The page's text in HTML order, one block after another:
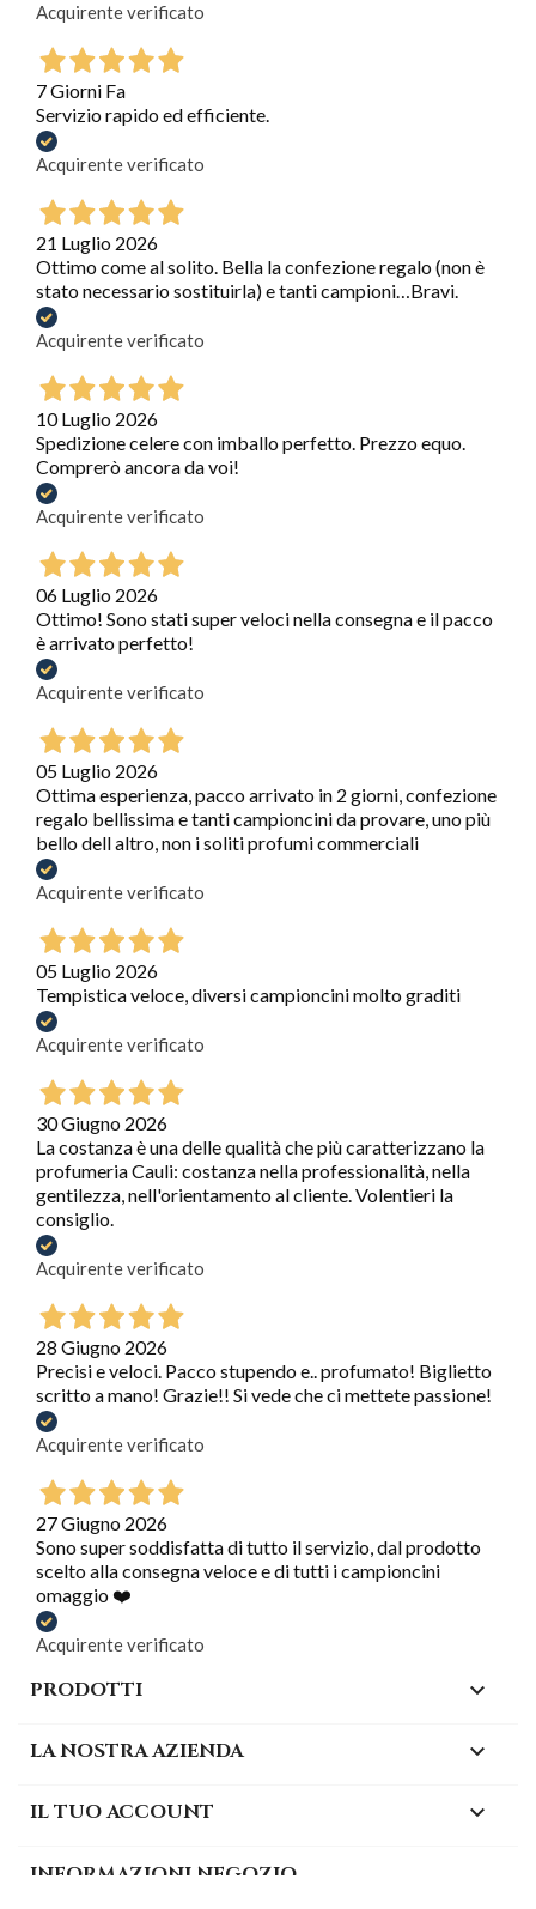
Acquirente verificato
7 Giorni Fa
Servizio rapido ed efficiente.
Acquirente verificato
21 Luglio 2026
Ottimo come al solito. Bella la confezione regalo (non è
stato necessario sostituirla) e tanti campioni…Bravi.
Acquirente verificato
10 Luglio 2026
Spedizione celere con imballo perfetto. Prezzo equo.
Comprerò ancora da voi!
Acquirente verificato
06 Luglio 2026
Ottimo! Sono stati super veloci nella consegna e il pacco
è arrivato perfetto!
Acquirente verificato
05 Luglio 2026
Ottima esperienza, pacco arrivato in 2 giorni, confezione
regalo bellissima e tanti campioncini da provare, uno più
bello dell altro, non i soliti profumi commerciali
Acquirente verificato
05 Luglio 2026
Tempistica veloce, diversi campioncini molto graditi
Acquirente verificato
30 Giugno 2026
La costanza è una delle qualità che più caratterizzano la
profumeria Cauli: costanza nella professionalità, nella
gentilezza, nell'orientamento al cliente. Volentieri la
consiglio.
Acquirente verificato
28 Giugno 2026
Precisi e veloci. Pacco stupendo e.. profumato! Biglietto
scritto a mano! Grazie!! Si vede che ci mettete passione!
Acquirente verificato
27 Giugno 2026
Sono super soddisfatta di tutto il servizio, dal prodotto
scelto alla consegna veloce e di tutti i campioncini
omaggio ❤️
Acquirente verificato
PRODOTTI 
LA NOSTRA AZIENDA 
IL TUO ACCOUNT 
INFORMAZIONI NEGOZIO